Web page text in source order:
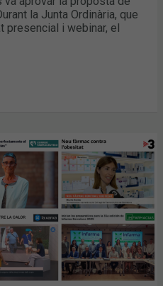
la Junta Ordinària, que
i webinar, el